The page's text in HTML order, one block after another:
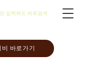
입력해도 바로검색
비 바로가기